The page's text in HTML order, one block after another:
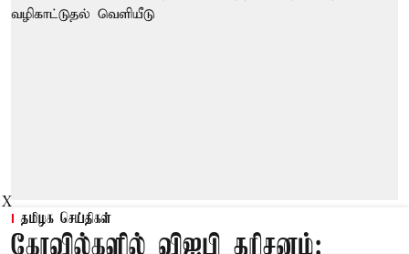
தமிழக செய்திகள்
கோவில்களில் விஐபி தரிசனம்:
X